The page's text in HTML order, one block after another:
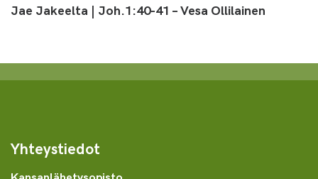
Jae Jakeelta | Joh.1:40-41 – Vesa Ollilainen
Yhteystiedot